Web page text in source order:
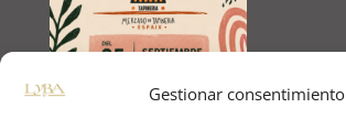
Gestionar consentimiento